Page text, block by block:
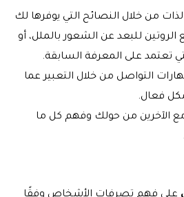
من خلال النصائح التي يوفرها لك
للبعد عن الشعور بالملل، أو
تعتمد على المعرفة السابقة.
التواصل من خلال التعبير عما
فعال.
الآخرين من حولك وفهم كل ما